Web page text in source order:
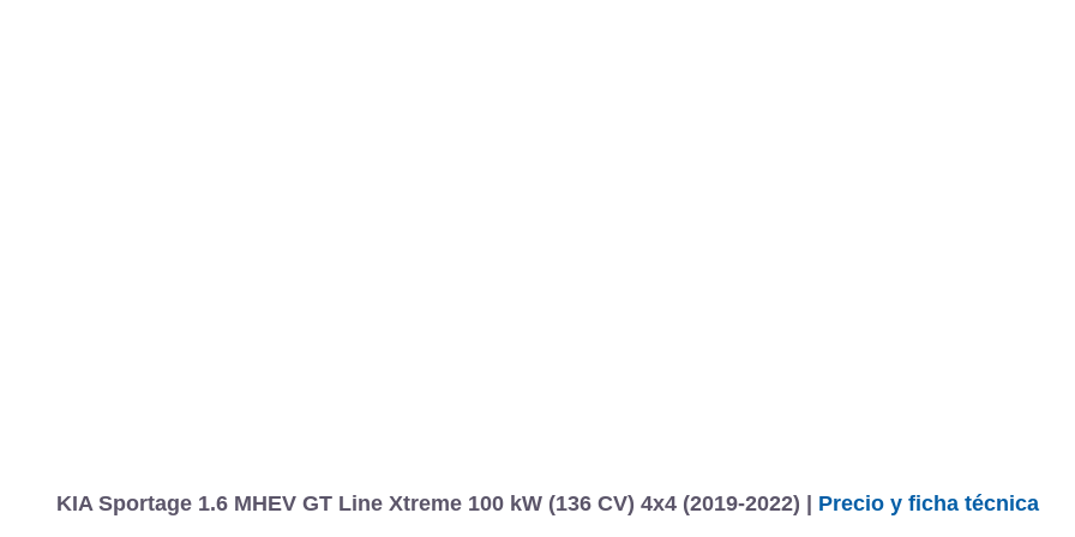
KIA Sportage 1.6 MHEV GT Line Xtreme 100 kW (136 CV) 4x4 (2019-2022) | Precio y ficha técnica